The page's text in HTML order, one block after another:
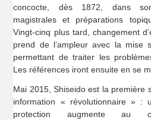
concocte, dès 1872, dans
magistrales et préparations
Vingt-cinq plus tard, changement
prend de l’ampleur avec la mise
permettant de traiter les
Les références iront ensuite en se
Mai 2015, Shiseido est la première
information « révolutionnaire » :
protection augmente